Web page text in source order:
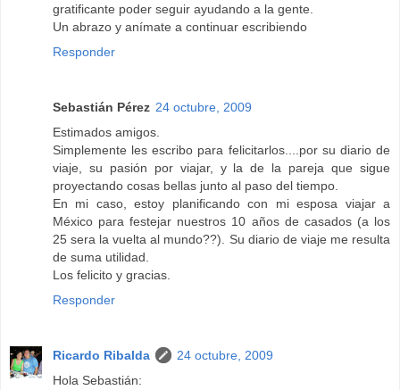
gratificante poder seguir ayudando a la gente.
Un abrazo y anímate a continuar escribiendo
Responder
Sebastián Pérez 24 octubre, 2009
Estimados amigos.
Simplemente les escribo para felicitarlos....por su diario de
viaje, su pasión por viajar, y la de la pareja que sigue
proyectando cosas bellas junto al paso del tiempo.
En mi caso, estoy planificando con mi esposa viajar a
México para festejar nuestros 10 años de casados (a los
25 sera la vuelta al mundo??). Su diario de viaje me resulta
de suma utilidad.
Los felicito y gracias.
Responder
Ricardo Ribalda
24 octubre, 2009
Hola Sebastián: